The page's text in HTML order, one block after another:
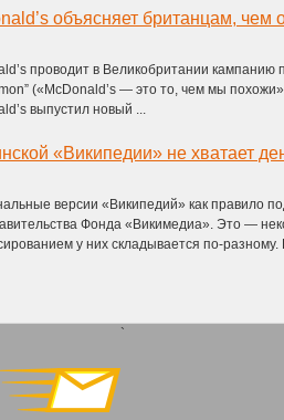
объясняет британцам, чем
проводит в Великобритании кампанию
(«McDonald’s — это то, чем мы
выпустил новый ...
«Википедии» не хватает
версии «Википедий» как правило
Фонда «Викимедиа». Это —
у них складывается по-разному.
`